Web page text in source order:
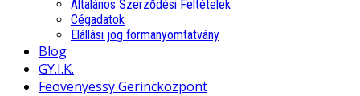
Általános Szerződési Feltételek
Cégadatok
Elállási jog formanyomtatvány
Blog
GY.I.K.
Feövenyessy Gerincközpont